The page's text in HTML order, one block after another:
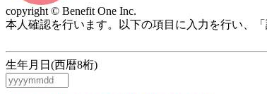
copyright © Benefit One Inc.
本人確認を行います。以下の項目に入力を行い、
生年月日(西暦8桁)